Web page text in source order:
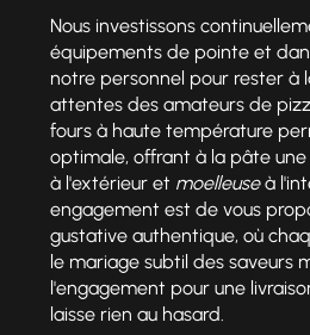
Nous investissons
équipements de pointe et
notre personnel pour rester à
attentes des amateurs de
fours à haute température
optimale, offrant à la pâte
à l'extérieur et moelleuseà
engagement est de vous
gustative authentique, où
le mariage subtil des saveurs
l'engagement pour une
laisse rien au hasard.